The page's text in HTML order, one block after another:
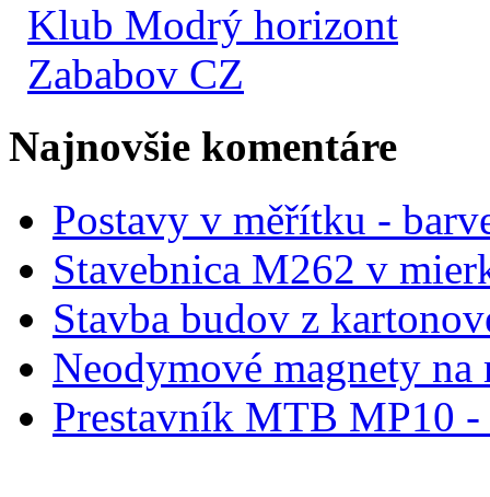
Klub Modrý horizont
Zababov CZ
Najnovšie komentáre
Postavy v měřítku -
Stavebnica M262 v
Stavba budov z
Neodymové magnety na
Prestavník MTB MP10